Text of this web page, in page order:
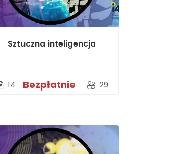
Sztuczna inteligencja
14 29
Bezpłatnie